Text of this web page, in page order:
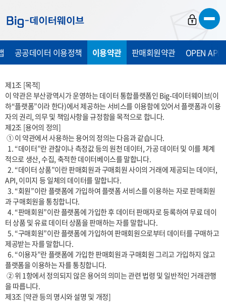
가
기
가
기
가
기
공공데이터 이용정책 이용약관 판매회원약관 OPEN API
제1조 [목적]
이 약관은 부산광역시가 운영하는 데이터 통합플랫폼인 Big-데이터웨이브(이
하“플랫폼”이라 한다)에서 제공하는 서비스를 이용함에 있어서 플랫폼과 이용
자의 권리, 의무 및 책임사항을 규정함을 목적으로 합니다.
제2조 [용어의 정의]
적으로 생산, 수집, 축적한 데이터베이스를 말합니다.
  2. “데이터 상품”이란 판매회원과 구매회원 사이의 거래에 제공되는 데이터,
API, 이미지 등 일체의 데이터를 말합니다.
  3. “회원”이란 플랫폼에 가입하여 플랫폼 서비스를 이용하는 자로 판매회원
과 구매회원을 통칭합니다.
  4. “판매회원”이란 플랫폼에 가입한 후 데이터 판매자로 등록하여 무료 데이
터 상품 및 유료 데이터 상품을 판매하는 자를 말합니다.
  5. “구매회원”이란 플랫폼에 가입하여 판매회원으로부터 데이터를 구매하고
제공받는 자를 말합니다.
  6. “이용자”란 플랫폼에 가입한 판매회원과 구매회원 그리고 가입하지 않고
플랫폼을 이용하는 자를 통칭합니다.
을 따릅니다.
제3조 [약관 등의 명시와 설명 및 개정]